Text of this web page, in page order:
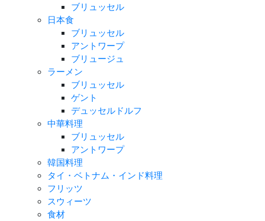
ブリュッセル
日本食
ブリュッセル
アントワープ
ブリュージュ
ラーメン
ブリュッセル
ゲント
デュッセルドルフ
中華料理
ブリュッセル
アントワープ
韓国料理
タイ・ベトナム・インド料理
フリッツ
スウィーツ
食材